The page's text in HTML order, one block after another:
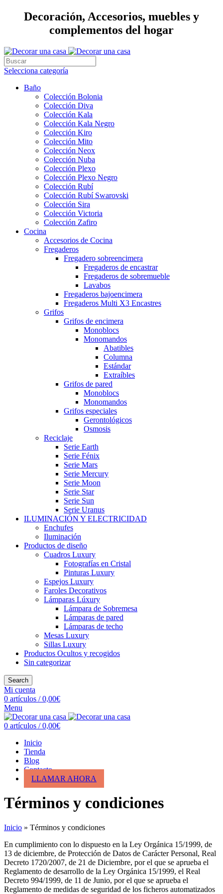
Decoración, Accesorios, muebles y
complementos del hogar
Selecciona categoría
Baño
Colección Bolonia
Colección Diva
Colección Kala
Colección Kala Negro
Colección Kiro
Colección Mito
Colección Neox
Colección Nuba
Colección Plexo
Colección Plexo Negro
Colección Rubí
Colección Rubí Swarovski
Colección Sira
Colección Victoria
Colección Zafiro
Cocina
Accesorios de Cocina
Fregaderos
Fregadero sobreencimera
Fregaderos de encastrar
Fregaderos de sobremueble
Lavabos
Fregaderos bajoencimera
Fregaderos Multi X3 Encastres
Grifos
Grifos de encimera
Monoblocs
Monomandos
Abatibles
Columna
Estándar
Extraíbles
Grifos de pared
Monoblocs
Monomandos
Grifos especiales
Gerontológicos
Osmosis
Reciclaje
Serie Earth
Serie Fénix
Serie Mars
Serie Mercury
Serie Moon
Serie Star
Serie Sun
Serie Uranus
ILUMINACIÓN Y ELECTRICIDAD
Enchufes
Iluminación
Productos de diseño
Cuadros Luxury
Fotografías en Cristal
Pinturas Luxury
Espejos Luxury
Faroles Decorativos
Lámparas Lúxury
Lámpara de Sobremesa
Lámparas de pared
Lámparas de techo
Mesas Luxury
Sillas Luxury
Productos Ocultos y recogidos
Sin categorizar
Search
Mi cuenta
0 artículos / 0,00€
Menu
0 artículos / 0,00€
Inicio
Tienda
Blog
Contacto
LLAMAR AHORA
Términos y condiciones
Inicio » Términos y condiciones
En cumplimiento con lo dispuesto en la Ley Orgánica 15/1999, de
13 de diciembre, de Protección de Datos de Carácter Personal, Real
Decreto 1720/2007, de 21 de Diciembre, por el que se aprueba el
Reglamento de desarrollo de la Ley Orgánica 15/1999, el Real
Decreto 994/1999, de 11 de Junio, por el que se aprueba el
Reglamento de medidas de seguridad de los ficheros automatizados